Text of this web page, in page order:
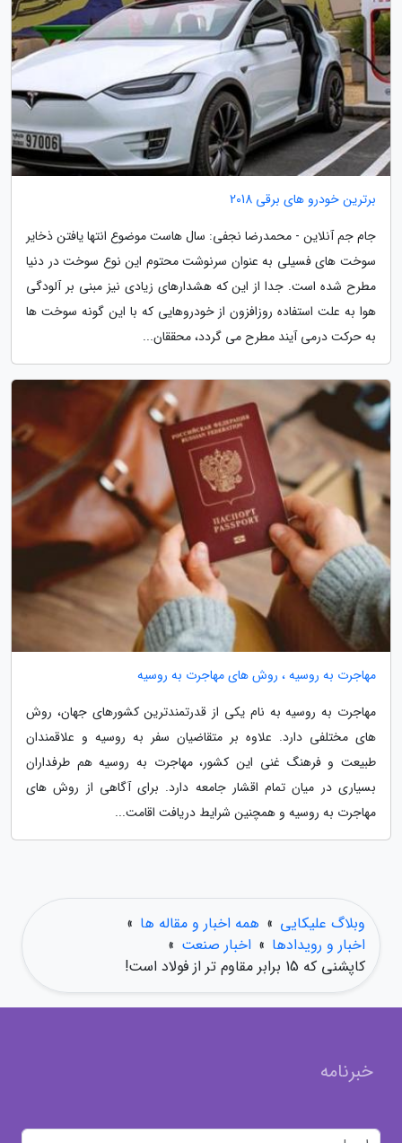
برترین خودرو های برقی 2018
جام جم آنلاین - محمدرضا نجفی: سال هاست موضوع انتها یافتن ذخایر
سوخت های فسیلی به عنوان سرنوشت محتوم این نوع سوخت در دنیا
مطرح شده است. جدا از این که هشدارهای زیادی نیز مبنی بر آلودگی
هوا به علت استفاده روزافزون از خودروهایی که با این گونه سوخت ها
به حرکت درمی آیند مطرح می گردد، محققان...
مهاجرت به روسیه ، روش های مهاجرت به روسیه
مهاجرت به روسیه به نام یکی از قدرتمندترین کشورهای جهان، روش
های مختلفی دارد. علاوه بر متقاضیان سفر به روسیه و علاقمندان
طبیعت و فرهنگ غنی این کشور، مهاجرت به روسیه هم طرفداران
بسیاری در میان تمام اقشار جامعه دارد. برای آگاهی از روش های
مهاجرت به روسیه و همچنین شرایط دریافت اقامت...
وبلاگ علیکایی » همه اخبار و مقاله ها »
اخبار و رویدادها » اخبار صنعت »
کاپشنی که 15 برابر مقاوم تر از فولاد است!
خبرنامه